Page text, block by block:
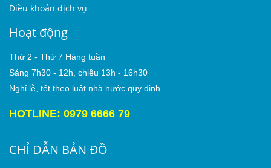
Điều khoản dịch vụ
Hoạt động
Thứ 2 - Thứ 7 Hàng tuần
Sáng 7h30 - 12h, chiều 13h - 16h30
Nghỉ lễ, tết theo luật nhà nước quy định
HOTLINE: 0979 6666 79
CHỈ DẪN BẢN ĐỒ